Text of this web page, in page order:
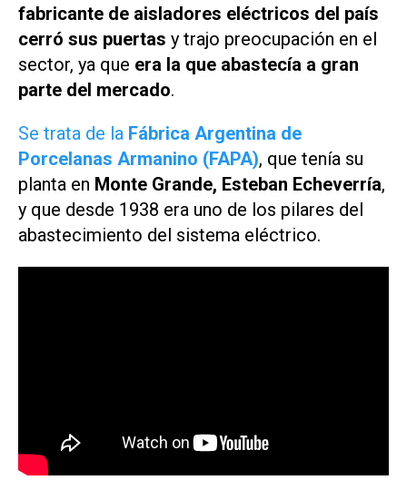
fabricante de aisladores eléctricos del país
cerró sus puertas y trajo preocupación en el
sector, ya que era la que abastecía a gran
parte del mercado.
Se trata de la Fábrica Argentina de
Porcelanas Armanino (FAPA), que tenía su
planta en Monte Grande, Esteban Echeverría,
y que desde 1938 era uno de los pilares del
abastecimiento del sistema eléctrico.